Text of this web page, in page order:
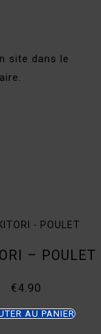
site dans le
– POULET
€4.90
AU PANIER